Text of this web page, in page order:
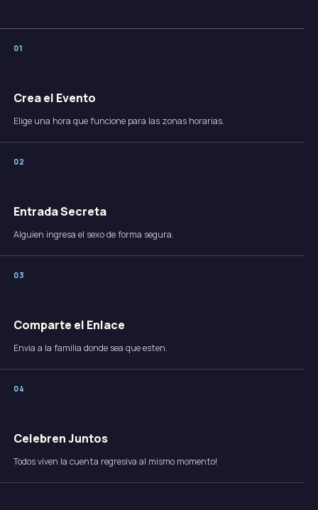
01
Crea el Evento
Elige una hora que funcione para las zonas horarias.
02
Entrada Secreta
Alguien ingresa el sexo de forma segura.
03
Comparte el Enlace
Envia a la familia donde sea que esten.
04
Celebren Juntos
Todos viven la cuenta regresiva al mismo momento!